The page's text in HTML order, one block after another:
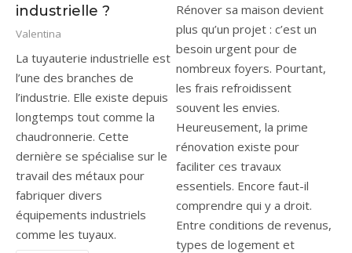
industrielle ?
Valentina
La tuyauterie industrielle est
l’une des branches de
l’industrie. Elle existe depuis
longtemps tout comme la
chaudronnerie. Cette
dernière se spécialise sur le
travail des métaux pour
fabriquer divers
équipements industriels
comme les tuyaux.
Rénover sa maison devient
plus qu’un projet : c’est un
besoin urgent pour de
nombreux foyers. Pourtant,
les frais refroidissent
souvent les envies.
Heureusement, la prime
rénovation existe pour
faciliter ces travaux
essentiels. Encore faut-il
comprendre qui y a droit.
Entre conditions de revenus,
types de logement et